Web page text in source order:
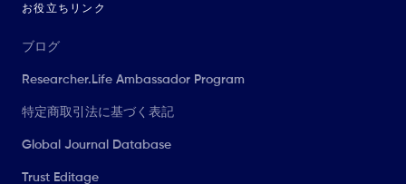
お役立ちリンク
ブログ
Researcher.Life Ambassador Program
特定商取引法に基づく表記
Global Journal Database
Trust Editage